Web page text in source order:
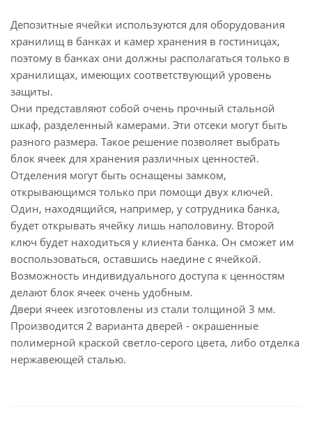
Депозитные ячейки используются для оборудования
хранилищ в банках и камер хранения в гостиницах,
поэтому в банках они должны располагаться только в
хранилищах, имеющих соответствующий уровень
защиты.
Они представляют собой очень прочный стальной
шкаф, разделенный камерами. Эти отсеки могут быть
разного размера. Такое решение позволяет выбрать
блок ячеек для хранения различных ценностей.
Отделения могут быть оснащены замком,
открывающимся только при помощи двух ключей.
Один, находящийся, например, у сотрудника банка,
будет открывать ячейку лишь наполовину. Второй
ключ будет находиться у клиента банка. Он сможет им
воспользоваться, оставшись наедине с ячейкой.
Возможность индивидуального доступа к ценностям
делают блок ячеек очень удобным.
Двери ячеек изготовлены из стали толщиной 3 мм.
Производится 2 варианта дверей - окрашенные
полимерной краской светло-серого цвета, либо отделка
нержавеющей сталью.